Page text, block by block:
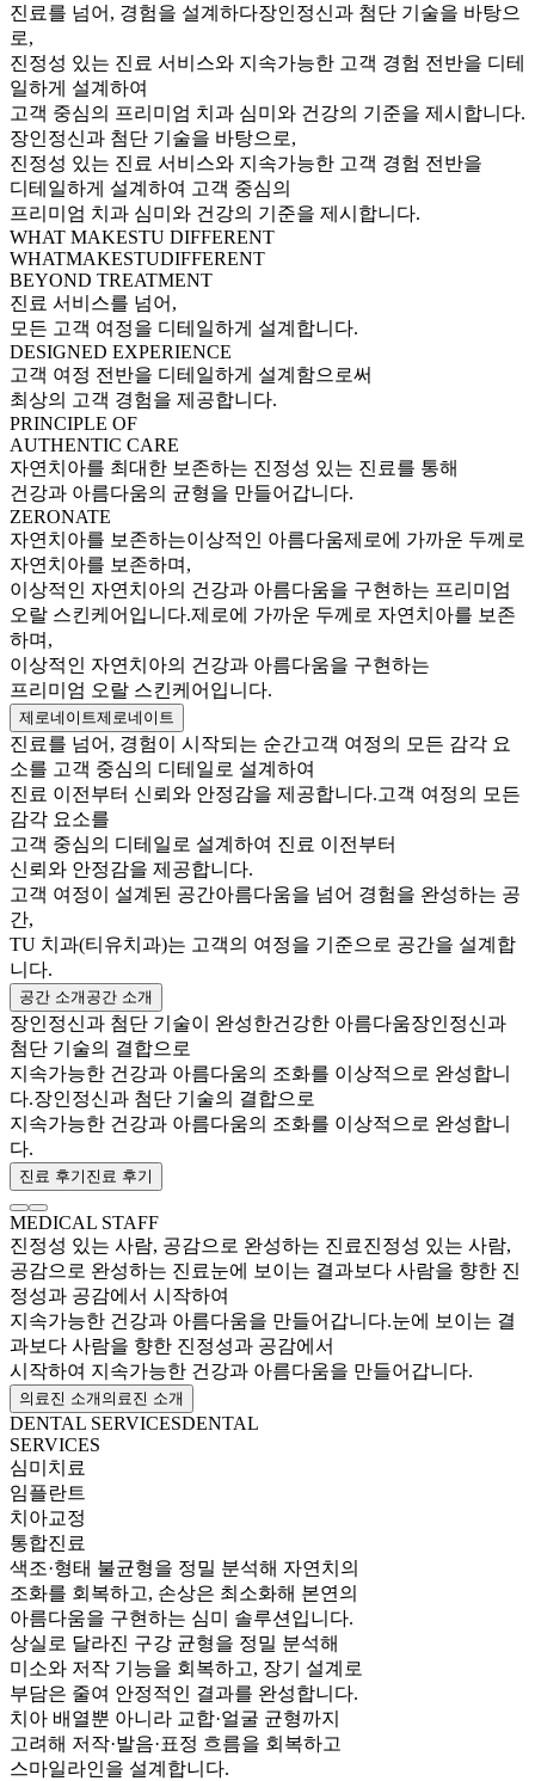
진료를 넘어, 경험을 설계하다장인정신과 첨단 기술을 바탕으
로,
진정성 있는 진료 서비스와 지속가능한 고객 경험 전반을 디테
일하게 설계하여
고객 중심의 프리미엄 치과 심미와 건강의 기준을 제시합니다.
장인정신과 첨단 기술을 바탕으로,
진정성 있는 진료 서비스와 지속가능한 고객 경험 전반을
디테일하게 설계하여 고객 중심의
프리미엄 치과 심미와 건강의 기준을 제시합니다.
WHAT MAKESTU DIFFERENT
WHATMAKESTUDIFFERENT
BEYOND TREATMENT
진료 서비스를 넘어,
모든 고객 여정을 디테일하게 설계합니다.
DESIGNED EXPERIENCE
고객 여정 전반을 디테일하게 설계함으로써
최상의 고객 경험을 제공합니다.
PRINCIPLE OF
AUTHENTIC CARE
자연치아를 최대한 보존하는 진정성 있는 진료를 통해
건강과 아름다움의 균형을 만들어갑니다.
ZERONATE
자연치아를 보존하는이상적인 아름다움제로에 가까운 두께로
자연치아를 보존하며,
이상적인 자연치아의 건강과 아름다움을 구현하는 프리미엄
오랄 스킨케어입니다.제로에 가까운 두께로 자연치아를 보존
하며,
이상적인 자연치아의 건강과 아름다움을 구현하는
프리미엄 오랄 스킨케어입니다.
제로네이트제로네이트
진료를 넘어, 경험이 시작되는 순간고객 여정의 모든 감각 요
소를 고객 중심의 디테일로 설계하여
진료 이전부터 신뢰와 안정감을 제공합니다.고객 여정의 모든
감각 요소를
고객 중심의 디테일로 설계하여 진료 이전부터
신뢰와 안정감을 제공합니다.
고객 여정이 설계된 공간아름다움을 넘어 경험을 완성하는 공
간,
TU 치과(티유치과)는 고객의 여정을 기준으로 공간을 설계합
니다.
공간 소개 공간 소개
장인정신과 첨단 기술이 완성한건강한 아름다움장인정신과
첨단 기술의 결합으로
지속가능한 건강과 아름다움의 조화를 이상적으로 완성합니
다.장인정신과 첨단 기술의 결합으로
지속가능한 건강과 아름다움의 조화를 이상적으로 완성합니
다.
진료 후기 진료 후기
MEDICAL STAFF
진정성 있는 사람, 공감으로 완성하는 진료진정성 있는 사람,
공감으로 완성하는 진료눈에 보이는 결과보다 사람을 향한 진
정성과 공감에서 시작하여
지속가능한 건강과 아름다움을 만들어갑니다.눈에 보이는 결
과보다 사람을 향한 진정성과 공감에서
시작하여 지속가능한 건강과 아름다움을 만들어갑니다.
의료진 소개 의료진 소개
DENTAL SERVICESDENTAL
SERVICES
심미치료
임플란트
치아교정
통합진료
색조·형태 불균형을 정밀 분석해 자연치의
조화를 회복하고, 손상은 최소화해 본연의
아름다움을 구현하는 심미 솔루션입니다.
상실로 달라진 구강 균형을 정밀 분석해
미소와 저작 기능을 회복하고, 장기 설계로
부담은 줄여 안정적인 결과를 완성합니다.
치아 배열뿐 아니라 교합·얼굴 균형까지
고려해 저작·발음·표정 흐름을 회복하고
스마일라인을 설계합니다.